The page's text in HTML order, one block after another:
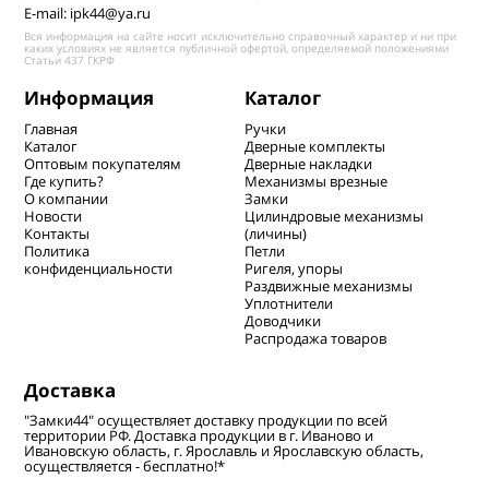
E-mail: ipk44@ya.ru
Вся информация на сайте носит исключительно справочный характер и ни при
каких условиях не является публичной офертой, определяемой положениями
Статьи 437 ГКРФ
Информация
Главная
Каталог
Оптовым покупателям
Где купить?
О компании
Новости
Контакты
Политика
конфиденциальности
Каталог
Ручки
Дверные комплекты
Дверные накладки
Механизмы врезные
Замки
Цилиндровые механизмы
(личины)
Петли
Ригеля, упоры
Раздвижные механизмы
Уплотнители
Доводчики
Распродажа товаров
Доставка
"Замки44" осуществляет доставку продукции по всей
территории РФ. Доставка продукции в г. Иваново и
Ивановскую область, г. Ярославль и Ярославскую область,
осуществляется - бесплатно!*